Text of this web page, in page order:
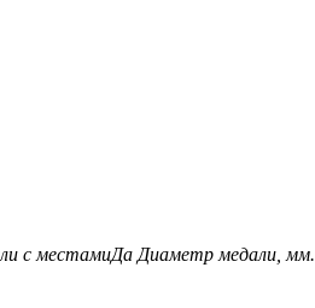
с местамиДаДиаметр медали, мм.